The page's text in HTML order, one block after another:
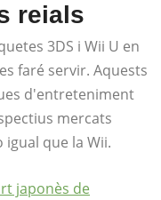
reials
3DS i Wii U en
faré servir. Aquests
d'entreteniment
mercats
igual que la Wii.
japonès de